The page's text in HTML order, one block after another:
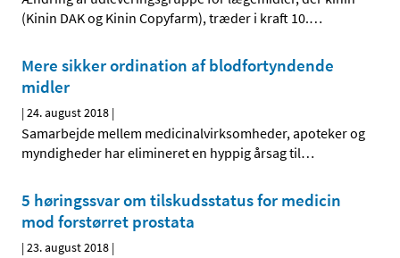
(Kinin DAK og Kinin Copyfarm), træder i kraft 10.…
Mere sikker ordination af blodfortyndende
midler
|24. august 2018 |
Samarbejde mellem medicinalvirksomheder, apoteker og
myndigheder har elimineret en hyppig årsag til…
5 høringssvar om tilskudsstatus for medicin
mod forstørret prostata
|23. august 2018 |